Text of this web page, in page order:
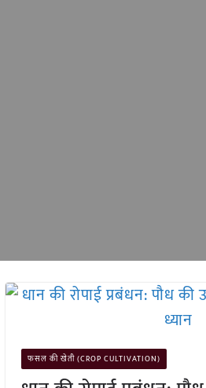
फसल की खेती (CROP CULTIVATION)